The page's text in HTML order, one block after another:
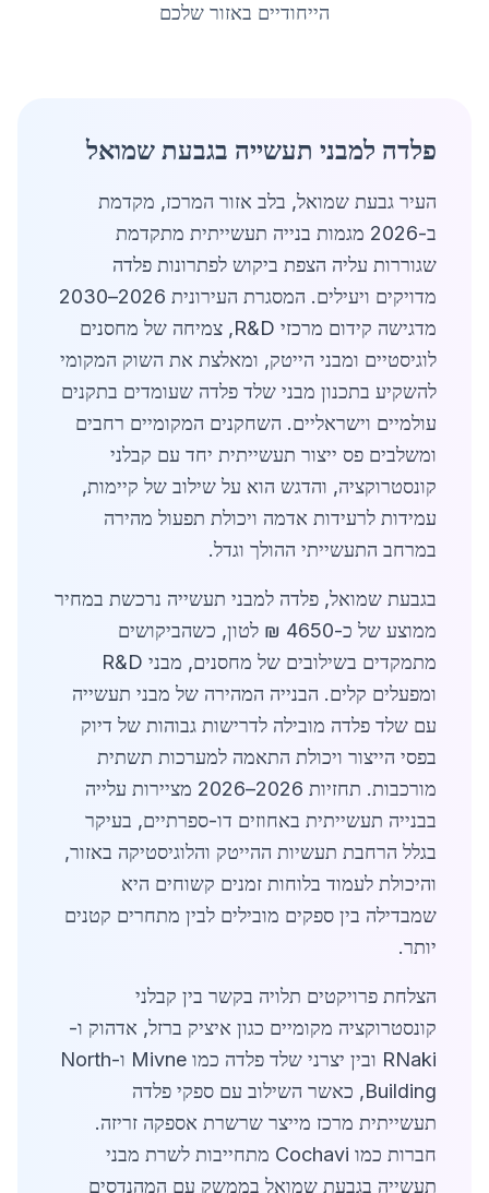
הייחודיים באזור שלכם
פלדה למבני תעשייה בגבעת שמואל
העיר גבעת שמואל, בלב אזור המרכז, מקדמת
ב-2026 מגמות בנייה תעשייתית מתקדמת
שגוררות עליה הצפת ביקוש לפתרונות פלדה
מדויקים ויעילים. המסגרת העירונית 2026–2030
מדגישה קידום מרכזי R&D, צמיחה של מחסנים
לוגיסטיים ומבני הייטק, ומאלצת את השוק המקומי
להשקיע בתכנון מבני שלד פלדה שעומדים בתקנים
עולמיים וישראליים. השחקנים המקומיים רחבים
ומשלבים פס ייצור תעשייתית יחד עם קבלני
קונסטרוקציה, והדגש הוא על שילוב של קיימות,
עמידות לרעידות אדמה ויכולת תפעול מהירה
במרחב התעשייתי ההולך וגדל.
בגבעת שמואל, פלדה למבני תעשייה נרכשת במחיר
ממוצע של כ-4650 ₪ לטון, כשהביקושים
מתמקדים בשילובים של מחסנים, מבני R&D
ומפעלים קלים. הבנייה המהירה של מבני תעשייה
עם שלד פלדה מובילה לדרישות גבוהות של דיוק
בפסי הייצור ויכולת התאמה למערכות תשתית
מורכבות. תחזיות 2026–2026 מציירות עלייה
בבנייה תעשייתית באחוזים דו-ספרתיים, בעיקר
בגלל הרחבת תעשיות ההייטק והלוגיסטיקה באזור,
והיכולת לעמוד בלוחות זמנים קשוחים היא
שמבדילה בין ספקים מובילים לבין מתחרים קטנים
יותר.
הצלחת פרויקטים תלויה בקשר בין קבלני
קונסטרוקציה מקומיים כגון איציק ברזל, אדהוק ו-
RNaki ובין יצרני שלד פלדה כמו Mivne ו-North
Building, כאשר השילוב עם ספקי פלדה
תעשייתית מרכז מייצר שרשרת אספקה זריזה.
חברות כמו Cochavi מתחייבות לשרת מבני
תעשייה בגבעת שמואל בממשק עם המהנדסים